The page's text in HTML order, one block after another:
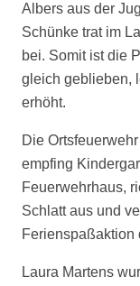
Albers aus der
Schünke trat im
bei. Somit ist die
gleich geblieben,
erhöht.
Die
empfing
Feuerwehrhaus,
Schlatt aus und
Ferienspaßaktion
Laura Martens